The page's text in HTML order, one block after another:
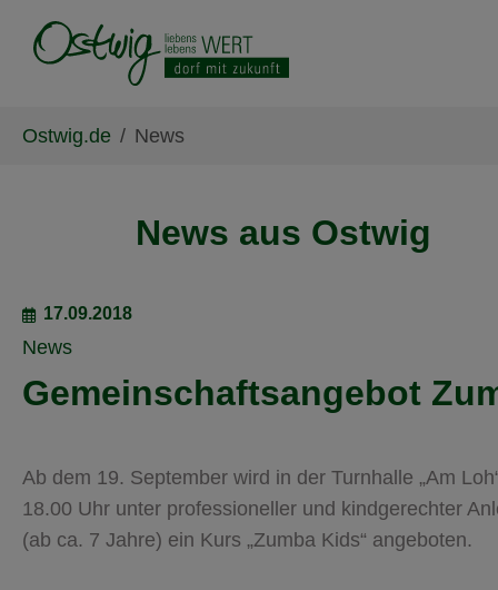
Ostwig.de News
News aus Ostwig
17.09.2018
News
Gemeinschaftsangebot
Ab dem 19. September wird in der Turnhalle „Am
18.00 Uhr unter professioneller und kindgerechter
(ab ca. 7 Jahre) ein Kurs „Zumba Kids“ angeboten.